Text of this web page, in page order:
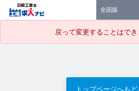
全国版
戻って変更することはでき
トップページへもど